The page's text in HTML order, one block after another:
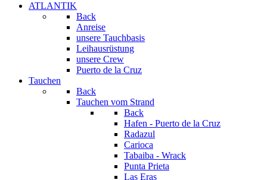
ATLANTIK
Back
Anreise
unsere Tauchbasis
Leihausrüstung
unsere Crew
Puerto de la Cruz
Tauchen
Back
Tauchen vom Strand
Back
Hafen - Puerto de la Cruz
Radazul
Carioca
Tabaiba - Wrack
Punta Prieta
Las Eras